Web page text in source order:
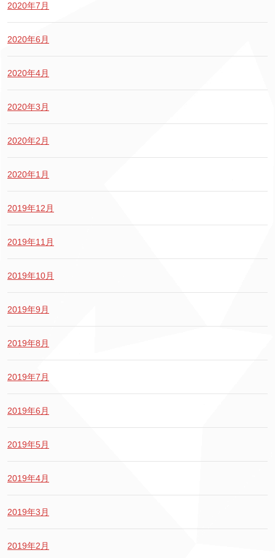
2020年7月
2020年6月
2020年4月
2020年3月
2020年2月
2020年1月
2019年12月
2019年11月
2019年10月
2019年9月
2019年8月
2019年7月
2019年6月
2019年5月
2019年4月
2019年3月
2019年2月